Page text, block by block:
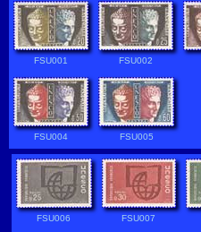
FSU001 FSU002
FSU004 FSU005
FSU006 FSU007